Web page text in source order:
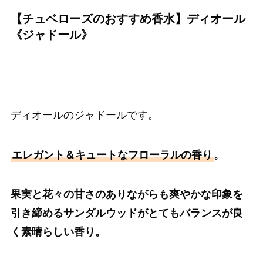
【チュベローズのおすすめ香水】ディオール
《ジャドール》
ディオールのジャドールです。
エレガント＆キュートなフローラルの香り。
果実と花々の甘さのありながらも爽やかな印象を
引き締めるサンダルウッドがとてもバランスが良
く素晴らしい香り。